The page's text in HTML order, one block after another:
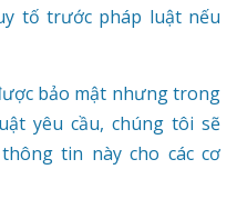
tố trước pháp luật nếu
bảo mật nhưng trong
yêu cầu, chúng tôi sẽ
tin này cho các cơ